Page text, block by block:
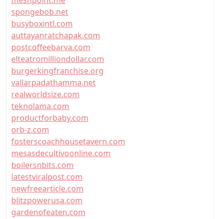
spongebob.net
busyboxintl.com
auttayanratchapak.com
postcoffeebarva.com
elteatromilliondollar.com
burgerkingfranchise.org
vallarpadathamma.net
realworldsize.com
teknolama.com
productforbaby.com
orb-z.com
fosterscoachhousetavern.com
mesasdecultivoonline.com
boilersnbits.com
latestviralpost.com
newfreearticle.com
blitzpowerusa.com
gardenofeaten.com